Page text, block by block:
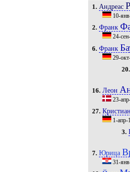
1. Андреас
10-
2. Франк
24-
6. Франк
29-
20.
16. Леон
23-
27. Кристиан
1-апр-
3.
7. Юрица
31-